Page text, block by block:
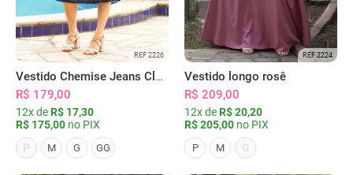
REF 2226
Vestido Chemise Jeans Clássica Serena
R$ 179,00
12x de R$ 17,30
R$ 175,00 no PIX
P
M G GG
REF 2224
Vestido longo rosê
R$ 209,00
12x de R$ 20,20
R$ 205,00 no PIX
P M G